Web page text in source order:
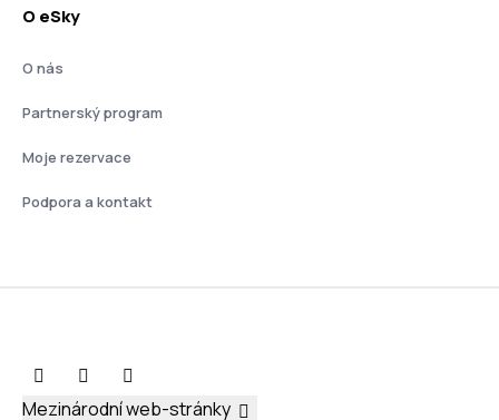
O eSky
O nás
Partnerský program
Moje rezervace
Podpora a kontakt
Mezinárodní web-stránky